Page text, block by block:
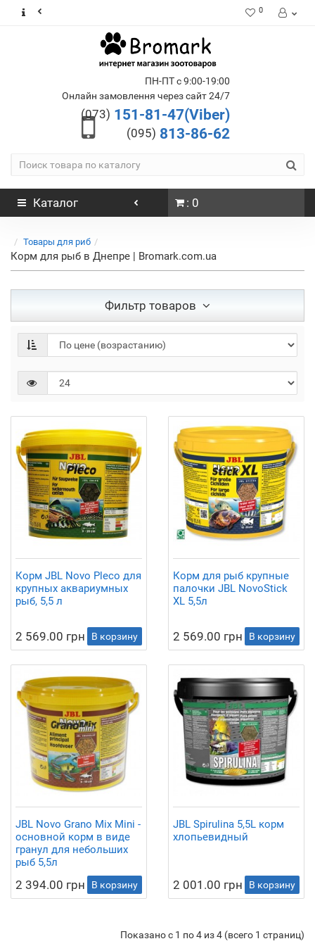
0
ПН-ПТ с 9:00-19:00
Онлайн замовлення через сайт 24/7
(073) 151-81-47(Viber)
(095) 813-86-62
Каталог : 0
Товары для риб
Корм для рыб в Днепре | Bromark.com.ua
Фильтр товаров
Корм JBL Novo Pleco для
крупных аквариумных
рыб, 5,5 л
2 569.00 грн В корзину
Корм для рыб крупные
палочки JBL NovoStick
XL 5,5л
2 569.00 грн В корзину
JBL Novo Grano Mix Mini -
основной корм в виде
гранул для небольших
рыб 5,5л
2 394.00 грн В корзину
JBL Spirulina 5,5L корм
хлопьевидный
2 001.00 грн В корзину
Показано с 1 по 4 из 4 (всего 1 страниц)